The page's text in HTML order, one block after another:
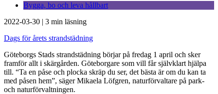
Bygga, bo och leva hållbart
2022-03-30 | 3 min läsning
Dags för årets strandstädning
Göteborgs Stads strandstädning börjar på fredag 1 april och sker
framför allt i skärgården. Göteborgare som vill får självklart hjälpa
till. “Ta en påse och plocka skräp du ser, det bästa är om du kan ta
med påsen hem”, säger Mikaela Löfgren, naturförvaltare på park-
och naturförvaltningen.